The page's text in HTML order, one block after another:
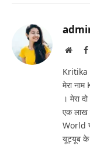
Kritika
मेरा
। मेरा
एक लाख
World
यूट्यूब के